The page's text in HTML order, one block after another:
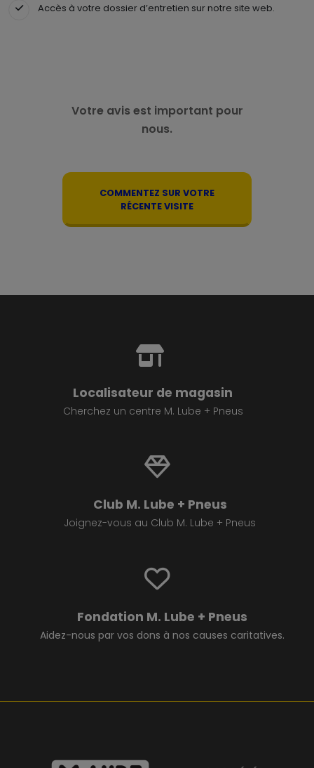
Accès à votre dossier d’entretien sur notre site web.
Votre avis est important pour
nous.
COMMENTEZ SUR VOTRE
RÉCENTE VISITE
Localisateur de magasin
Cherchez un centre M. Lube + Pneus
Club M. Lube + Pneus
Joignez-vous au Club M. Lube + Pneus
Fondation M. Lube + Pneus
Aidez-nous par vos dons à nos causes caritatives.